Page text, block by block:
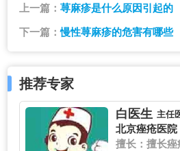
上一篇： 荨麻疹是什么原因引起的
下一篇：慢性荨麻疹的危害有哪些
推荐专家
白医生 主任
北京痤疮医院
擅长：擅长